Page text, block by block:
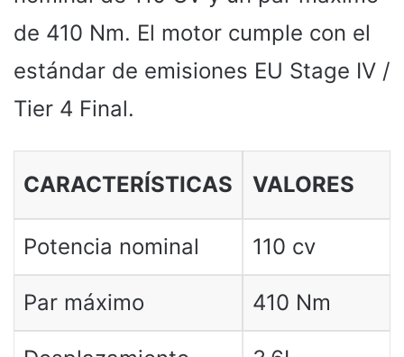
de 410 Nm. El motor cumple con el
estándar de emisiones EU Stage IV /
Tier 4 Final.
CARACTERÍSTICAS VALORES
Potencia nominal 110 cv
Par máximo 410 Nm